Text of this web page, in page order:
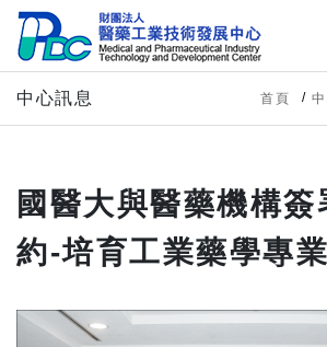
中心訊息 首頁
國醫大與醫藥機構簽
約-培育工業藥學專